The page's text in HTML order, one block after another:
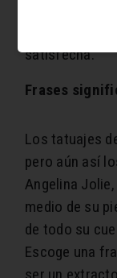
que el tatuaje
elige un
satisfecha.
Frases
Los tatuajes
pero aún así
Angelina
medio de su
de todo su
Escoge una